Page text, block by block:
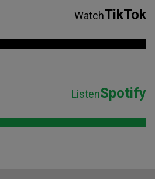
WatchTikTok
ListenSpotify